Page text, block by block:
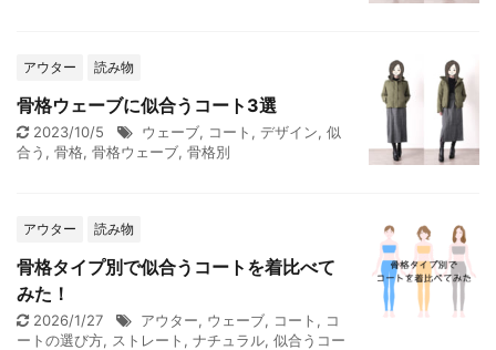
アウター 読み物
骨格ウェーブに似合うコート3選
2023/10/5 ウェーブ, コート , デザイン, 似
合う , 骨格, 骨格ウェーブ, 骨格別
アウター 読み物
骨格タイプ別で似合うコートを着比べて
みた！
2026/1/27 アウター, ウェーブ, コート , コ
ートの選び方, ストレート , ナチュラル, 似合うコー